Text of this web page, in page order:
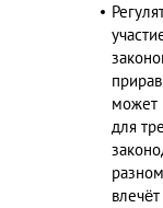
может
для